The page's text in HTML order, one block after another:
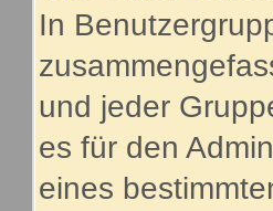
In
und jeder
es für den
eines